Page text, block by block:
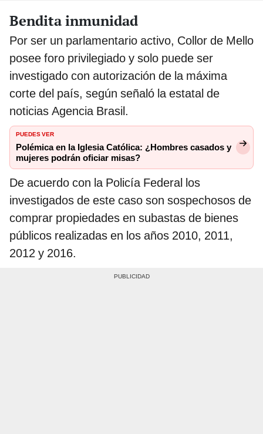
Bendita inmunidad
Por ser un parlamentario activo, Collor de Mello
posee foro privilegiado y solo puede ser
investigado con autorización de la máxima
corte del país, según señaló la estatal de
noticias Agencia Brasil.
PUEDES VER
Polémica en la Iglesia Católica: ¿Hombres casados y
mujeres podrán oficiar misas?
De acuerdo con la Policía Federal los
investigados de este caso son sospechosos de
comprar propiedades en subastas de bienes
públicos realizadas en los años 2010, 2011,
2012 y 2016.